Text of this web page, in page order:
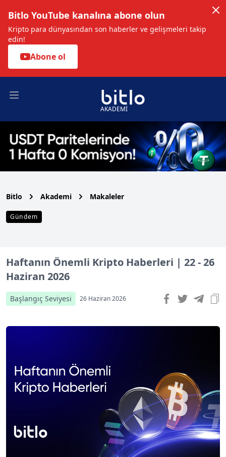
Bitlo YouTube kanalına abone olun
Kripto para dünyasından son haberler ve gelişmeleri takip
edin!
Abone ol
Open main menu
AKADEMİ
Bitlo Akademi Makaleler
Gündem
Haftanın Önemli Kripto Haberleri | 22 - 26
Haziran 2026
Başlangıç Seviyesi 26 Haziran 2026